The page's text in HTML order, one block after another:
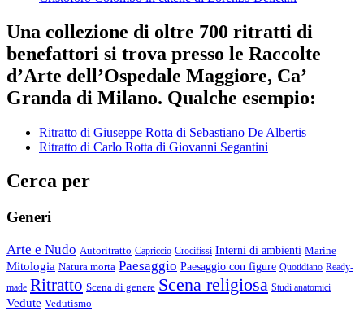
Una collezione di oltre 700 ritratti di
benefattori si trova presso le Raccolte
d’Arte dell’Ospedale Maggiore, Ca’
Granda di Milano. Qualche esempio:
Ritratto di Giuseppe Rotta di Sebastiano De Albertis
Ritratto di Carlo Rotta di Giovanni Segantini
Cerca per
Generi
Arte e Nudo Autoritratto Capriccio Crocifissi Interni di ambienti Marine
Mitologia Natura morta Paesaggio Paesaggio con figure Quotidiano Ready-
made Ritratto Scena di genere Scena religiosa Studi anatomici
Vedute Vedutismo